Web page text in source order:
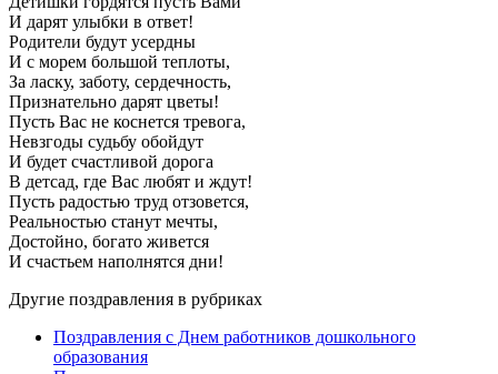
И дарят улыбки в ответ!
Родители будут усердны
И с морем большой теплоты,
За ласку, заботу, сердечность,
Признательно дарят цветы!
Пусть Вас не коснется тревога,
Невзгоды судьбу обойдут
И будет счастливой дорога
В детсад, где Вас любят и ждут!
Пусть радостью труд отзовется,
Реальностью станут мечты,
Достойно, богато живется
И счастьем наполнятся дни!
Другие поздравления в рубриках
Поздравления с Днем работников дошкольного
образования